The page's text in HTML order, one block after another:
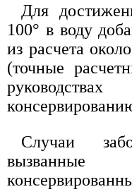
Для
100° в воду
из расчета
(точные
Случаи